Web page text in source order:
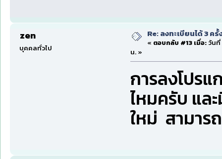
zen
บุคคลทั่วไป
Re: ลงทะเบียนได้ 3 ค
« ตอบกลับ #13 เมื่อ:วันที่
น. »
การลงโปรแ
ไหมครับ แล
ใหม่ สามาร